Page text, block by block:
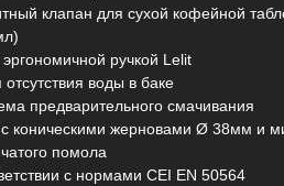
клапан для сухой кофейной
ручкой Lelit
воды в баке
предварительного смачивания
коническими жерновами Ø 38мм и
помола
с нормами CEI EN 50564